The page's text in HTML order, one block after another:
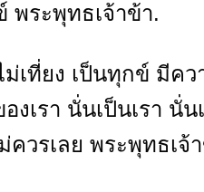
พระพุทธเจ้าข้า.
เที่ยง เป็นทุกข์ มีค
งเรา นั่นเป็นเรา นั่น
วรเลย พระพุทธเจ้